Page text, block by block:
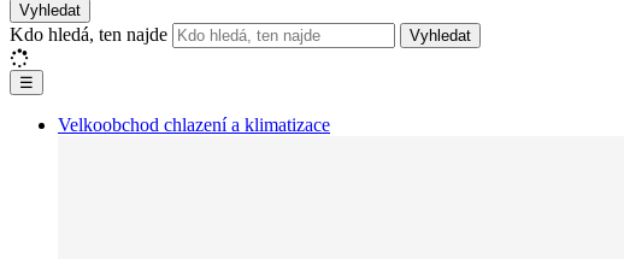
Vyhledat
Kdo hledá, ten najde Vyhledat
☰
Velkoobchod chlazení a klimatizace